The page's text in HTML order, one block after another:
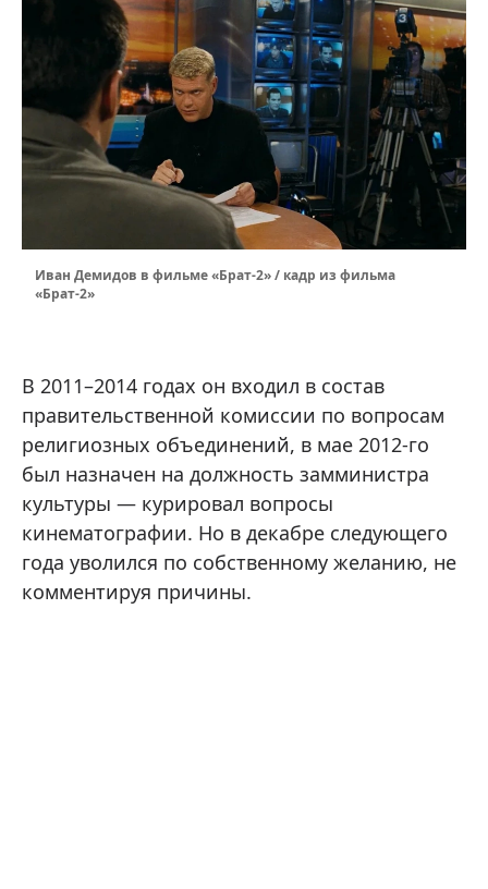
Иван Демидов в фильме «Брат-2» / кадр из фильма
«Брат-2»
В 2011–2014 годах он входил в состав
правительственной комиссии по вопросам
религиозных объединений, в мае 2012-го
был назначен на должность замминистра
культуры — курировал вопросы
кинематографии. Но в декабре следующего
года уволился по собственному желанию, не
комментируя причины.